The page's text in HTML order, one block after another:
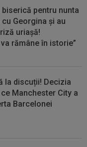
biserică pentru nunta
cu Georgina și au
uriașă!
rămâne în istorie”
la discuții! Decizia
Manchester City a
Barcelonei